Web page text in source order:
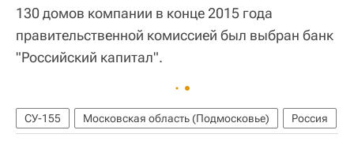
130 домов компании в конце 2015 года
правительственной комиссией был выбран банк
"Российский капитал".
СУ-155 Московская область (Подмосковье) Россия